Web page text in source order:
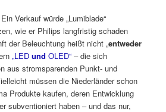
Verkauf würde „Lumiblade“
wie er Philips langfristig schaden
der Beleuchtung heißt nicht „entweder
„LEDund OLED“ – die sich
aus stromsparenden Punkt- und
müssen die Niederländer schon
Produkte kaufen, deren Entwicklung
subventioniert haben – und das nur,